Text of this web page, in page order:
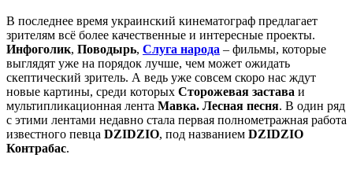
В последнее время украинский кинематограф предлагает
зрителям всё более качественные и интересные проекты.
Инфоголик, Поводырь, Слуга народа – фильмы, которые
выглядят уже на порядок лучше, чем может ожидать
скептический зритель. А ведь уже совсем скоро нас ждут
новые картины, среди которых Сторожевая застава и
мультипликационная лента Мавка. Лесная песня. В один ряд
с этими лентами недавно стала первая полнометражная работа
известного певца DZIDZIO, под названием DZIDZIO
Контрабас.